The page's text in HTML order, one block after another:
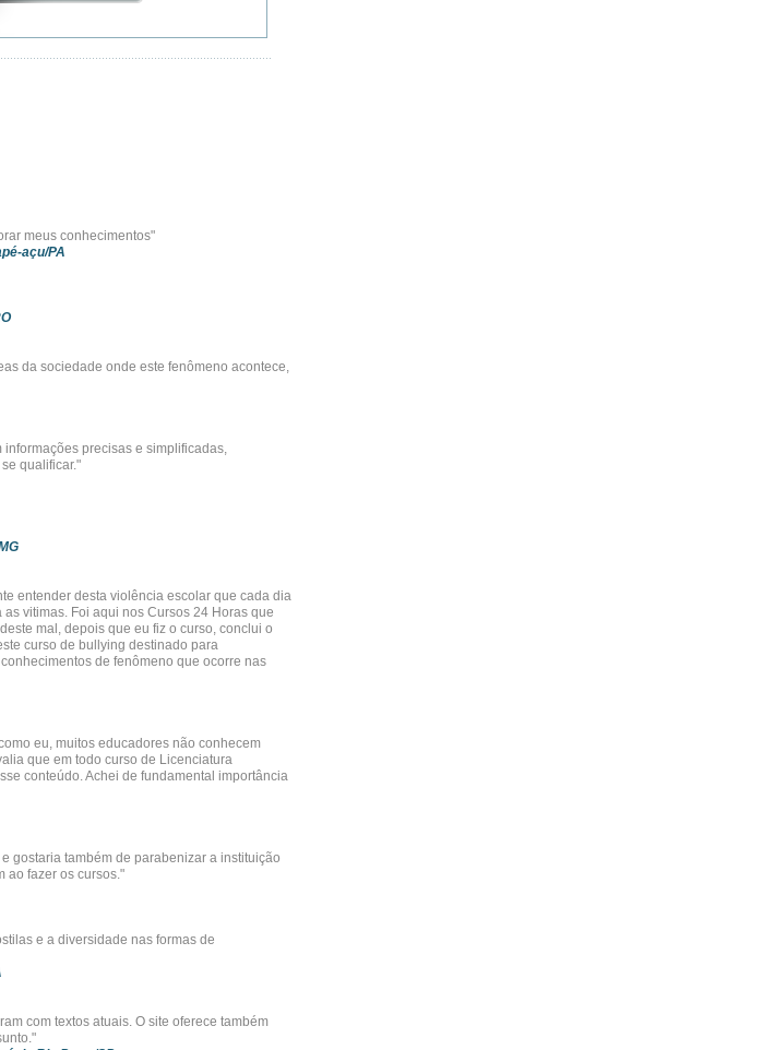
meus conhecimentos"
açu/PA
da sociedade onde este fenômeno acontece,
precisas e simplificadas,
qualificar."
entender desta violência escolar que cada dia
vitimas. Foi aqui nos Cursos 24 Horas que
mal, depois que eu fiz o curso, conclui o
curso de bullying destinado para
de fenômeno que ocorre nas
eu, muitos educadores não conhecem
que em todo curso de Licenciatura
conteúdo. Achei de fundamental importância
gostaria também de parabenizar a instituição
ao fazer os cursos."
e a diversidade nas formas de
com textos atuais. O site oferece também